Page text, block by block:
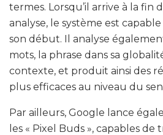
termes. Lorsqu’il arrive à la fin
analyse, le système est
son début. Il analyse
mots, la phrase dans sa
contexte, et produit ainsi des
plus efficaces au niveau du
Par ailleurs, Google lance
les « Pixel Buds », capables de